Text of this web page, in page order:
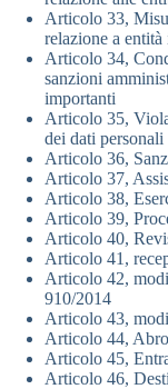
Articolo 33,
relazione a
Articolo 34,
sanzioni
importanti
Articolo 35,
dei dati personali
Articolo 36,
Articolo 37,
Articolo 38,
Articolo 39,
Articolo 40,
Articolo 41,
Articolo 42,
910/2014
Articolo 43,
Articolo 44,
Articolo 45,
Articolo 46,